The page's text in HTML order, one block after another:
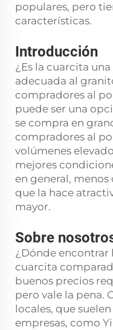
populares, pero
características.
Introducción
¿Es la cuarcita
adecuada al
compradores al
puede ser una
se compra en
compradores al
volúmenes
mejores
en general,
que la hace
mayor.
Sobre
¿Dónde encontrar
cuarcita
buenos precios
pero vale la pena.
locales, que
empresas, como